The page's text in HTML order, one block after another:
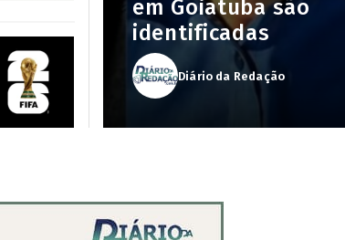
em Goiatuba são
identificadas
Diário da Redação